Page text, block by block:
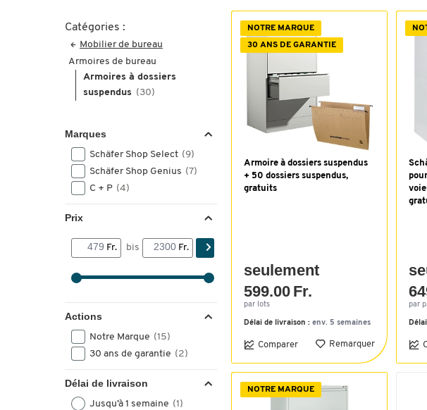
Catégories :
Mobilier de bureau
Armoires de bureau
Armoires à dossiers
suspendus (30)
Marques
Schäfer Shop Select (9)
Schäfer Shop Genius (7)
C + P (4)
Prix
Fr. bis Fr.
Actions
Notre Marque (15)
30 ans de garantie (2)
Délai de livraison
Jusqu’à 1 semaine (1)
NOTRE MARQUE
30 ANS DE GARANTIE
Armoire à dossiers suspendus
+ 50 dossiers suspendus,
gratuits
seulement
599.00 Fr.
par lots
Délai de livraison : env. 5 semaines
Comparer Remarquer
par p.
NOTRE MARQUE